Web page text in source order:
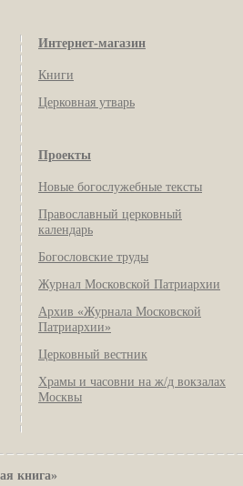
Интернет-магазин
Книги
Церковная утварь
Проекты
Новые богослужебные тексты
Православный церковный
календарь
Богословские труды
Журнал Московской Патриархии
Архив «Журнала Московской
Патриархии»
Церковный вестник
Храмы и часовни на ж/д вокзалах
Москвы
книга»